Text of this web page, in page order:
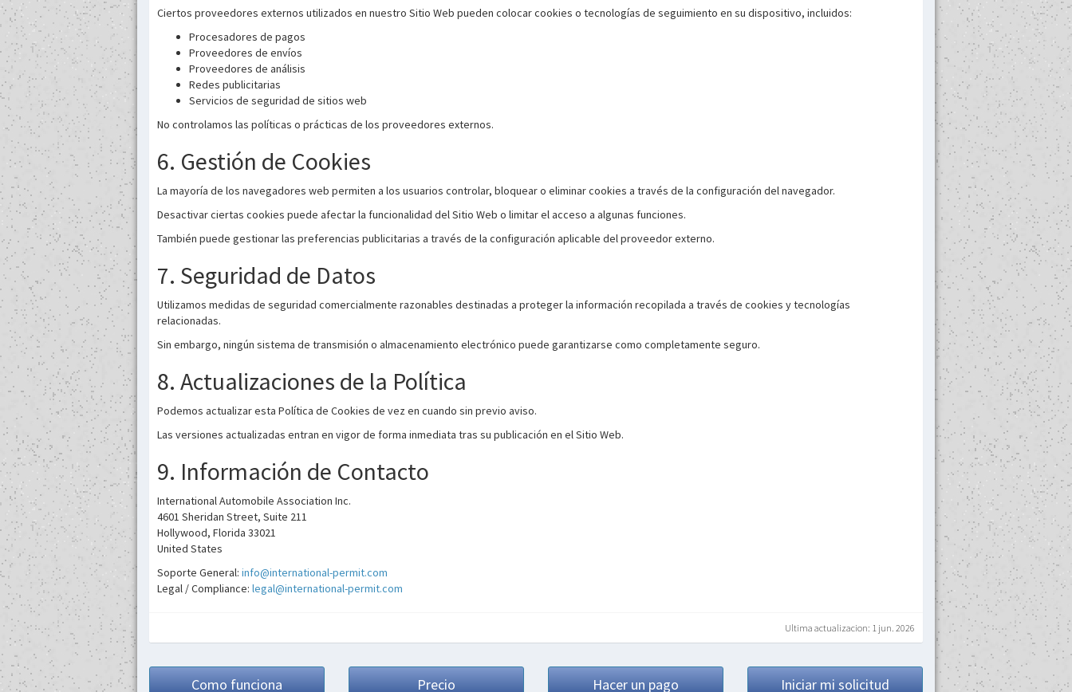
Ciertos proveedores externos utilizados en nuestro Sitio Web pueden colocar cookies o tecnologías de seguimiento en su dispositivo, incluidos:
Procesadores de pagos
Proveedores de envíos
Proveedores de análisis
Redes publicitarias
Servicios de seguridad de sitios web
No controlamos las políticas o prácticas de los proveedores externos.
6. Gestión de Cookies
La mayoría de los navegadores web permiten a los usuarios controlar, bloquear o eliminar cookies a través de la configuración del navegador.
Desactivar ciertas cookies puede afectar la funcionalidad del Sitio Web o limitar el acceso a algunas funciones.
También puede gestionar las preferencias publicitarias a través de la configuración aplicable del proveedor externo.
7. Seguridad de Datos
Utilizamos medidas de seguridad comercialmente razonables destinadas a proteger la información recopilada a través de cookies y tecnologías
relacionadas.
Sin embargo, ningún sistema de transmisión o almacenamiento electrónico puede garantizarse como completamente seguro.
8. Actualizaciones de la Política
Podemos actualizar esta Política de Cookies de vez en cuando sin previo aviso.
Las versiones actualizadas entran en vigor de forma inmediata tras su publicación en el Sitio Web.
9. Información de Contacto
International Automobile Association Inc.
4601 Sheridan Street, Suite 211
Hollywood, Florida 33021
United States
Soporte General: info@international-permit.com
Legal / Compliance: legal@international-permit.com
Ultima actualizacion: 1 jun. 2026
Como funciona Precio Hacer un pago Iniciar mi solicitud